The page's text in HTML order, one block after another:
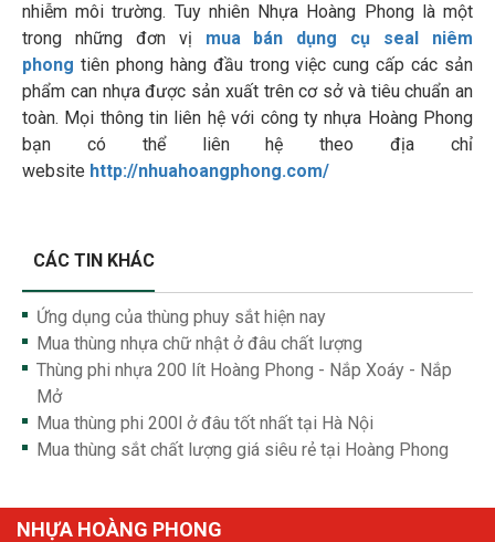
nhiễm môi trường. Tuy nhiên Nhựa Hoàng Phong là một
trong những đơn vị mua bán dụng cụ seal niêm
phong tiên phong hàng đầu trong việc cung cấp các sản
phẩm can nhựa được sản xuất trên cơ sở và tiêu chuẩn an
toàn. Mọi thông tin liên hệ với công ty nhựa Hoàng Phong
bạn có thể liên hệ theo địa chỉ
website http://nhuahoangphong.com/
CÁC TIN KHÁC
Ứng dụng của thùng phuy sắt hiện nay
Mua thùng nhựa chữ nhật ở đâu chất lượng
Thùng phi nhựa 200 lít Hoàng Phong - Nắp Xoáy - Nắp
Mở
Mua thùng phi 200l ở đâu tốt nhất tại Hà Nội
Mua thùng sắt chất lượng giá siêu rẻ tại Hoàng Phong
NHỰA HOÀNG PHONG